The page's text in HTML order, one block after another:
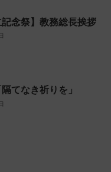
記念祭】教務総長挨拶
隔てなき祈りを」